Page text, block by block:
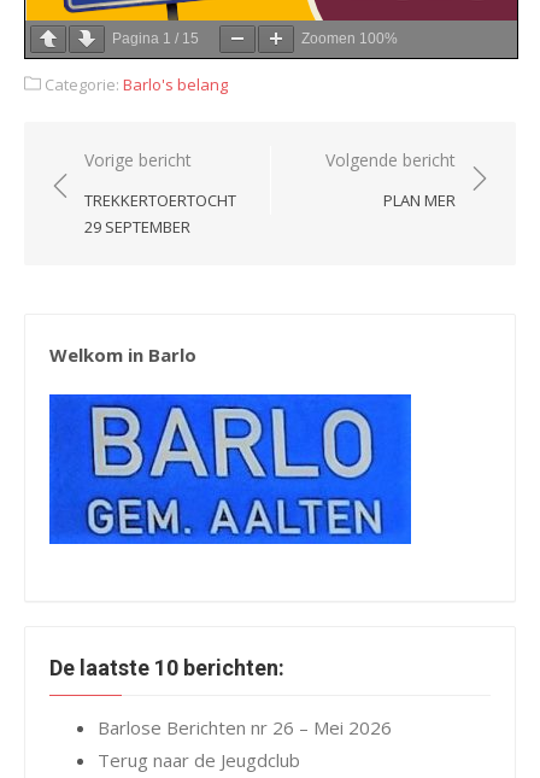
Pagina 1 / 15 Zoomen 100%
Categorie: Barlo's belang
Bericht
navigatie
Vorige bericht
TREKKERTOERTOCHT
29 SEPTEMBER
Volgende bericht
PLAN MER
Welkom in Barlo
De laatste 10 berichten:
Barlose Berichten nr 26 – Mei 2026
Terug naar de Jeugdclub